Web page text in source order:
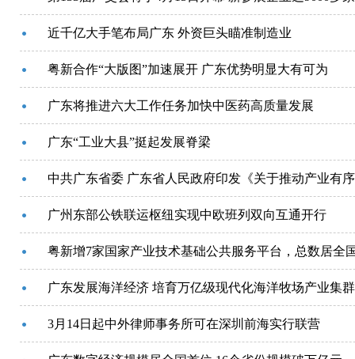
近千亿大手笔布局广东 外资巨头瞄准制造业
粤新合作“大版图”加速展开 广东优势明显大有可为
广东将推进六大工作任务加快中医药高质量发展
广东“工业大县”挺起发展脊梁
中共广东省委 广东省人民政府印发《关于推动产业有
广州东部公铁联运枢纽实现中欧班列双向互通开行
粤新增7家国家产业技术基础公共服务平台，总数居全
广东发展海洋经济 培育万亿级现代化海洋牧场产业集群
3月14日起中外律师事务所可在深圳前海实行联营